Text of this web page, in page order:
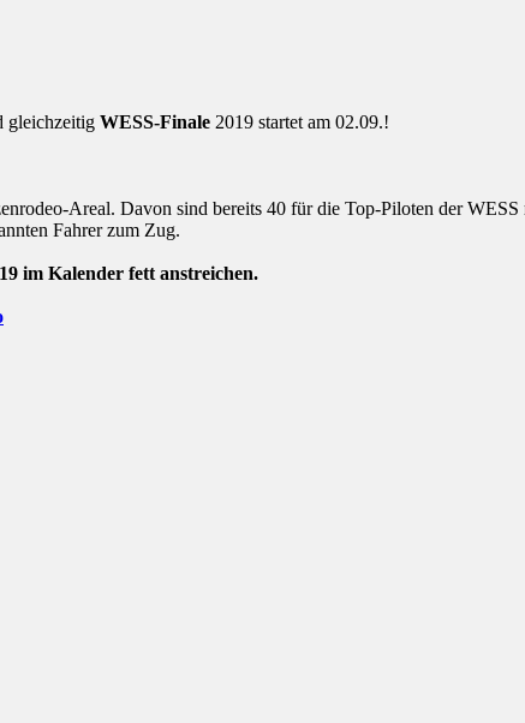
gleichzeitig WESS-Finale 2019 startet am 02.09.!
Areal. Davon sind bereits 40 für die Top-Piloten der
Fahrer zum Zug.
im Kalender fett anstreichen.